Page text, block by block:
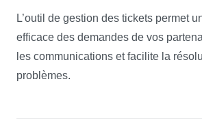
L’outil de gestion des tickets permet
efficace des demandes de vos
les communications et facilite la
problèmes.